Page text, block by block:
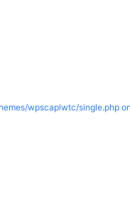
wpscaplwtc/single.php